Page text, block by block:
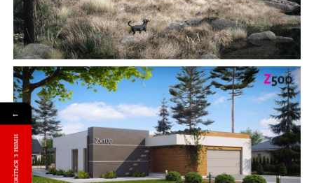
←
Зв'яжіться з нами